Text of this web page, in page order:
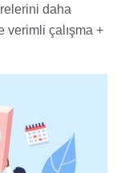
daha
verimli çalışma +